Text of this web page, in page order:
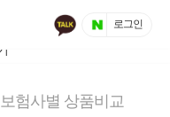
로그인
보험사별 상품비교